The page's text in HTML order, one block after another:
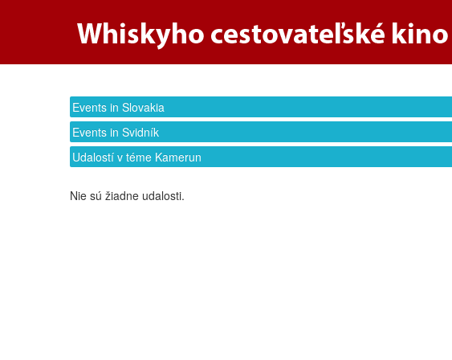
Events in Slovakia
Events in Svidník
Udalostí v téme Kamerun
Nie sú žiadne udalosti.